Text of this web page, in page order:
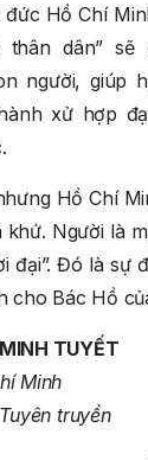
Hồ Chí
thân dân” sẽ
người, giúp
xử hợp
Hồ Chí
khứ. Người là
đại”. Đó là sự
cho Bác Hồ
TUYẾT
Minh
truyền